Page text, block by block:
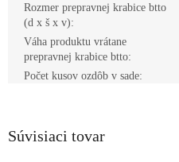
Súvisiaci tovar
Rozmer prepravnej krabice btto
(d x š x v):
Váha produktu vrátane
prepravnej krabice btto:
Počet kusov ozdôb v sade: